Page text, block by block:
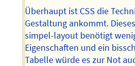
Überhaupt ist CSS die
Gestaltung ankommt.
simpel-layout benötigt
Eigenschaften und ein
Tabelle würde es zur Not